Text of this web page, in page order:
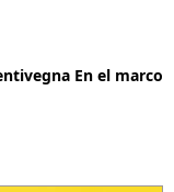
En el marco